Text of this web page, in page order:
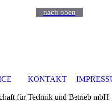
nach oben
KONTAKT
für Technik und Betrieb